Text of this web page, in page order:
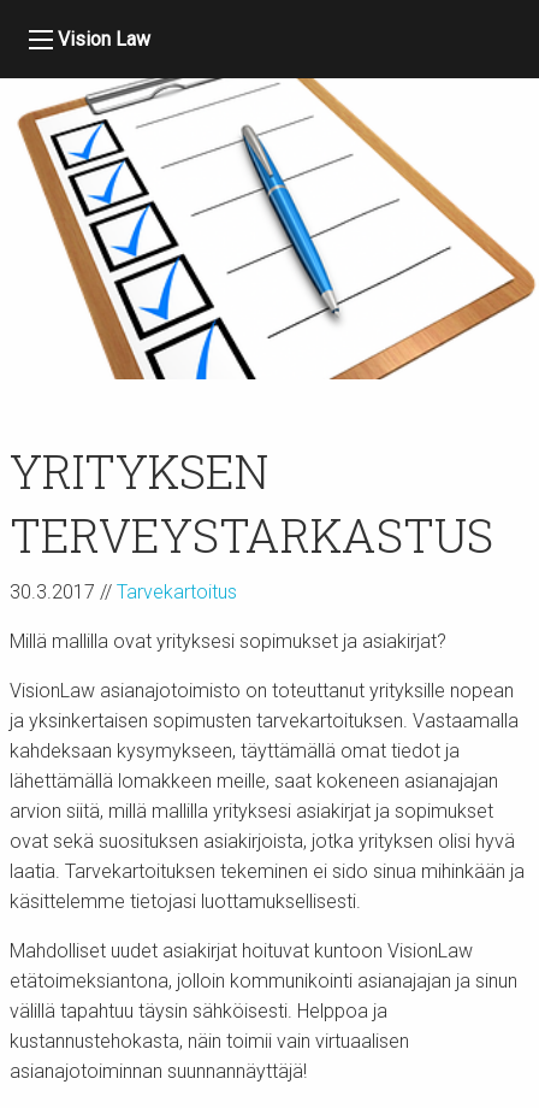
Vision Law
YRITYKSEN
TERVEYSTARKASTUS
30.3.2017 // Tarvekartoitus
Millä mallilla ovat yrityksesi sopimukset ja asiakirjat?
VisionLaw asianajotoimisto on toteuttanut yrityksille nopean
ja yksinkertaisen sopimusten tarvekartoituksen. Vastaamalla
kahdeksaan kysymykseen, täyttämällä omat tiedot ja
lähettämällä lomakkeen meille, saat kokeneen asianajajan
arvion siitä, millä mallilla yrityksesi asiakirjat ja sopimukset
ovat sekä suosituksen asiakirjoista, jotka yrityksen olisi hyvä
laatia. Tarvekartoituksen tekeminen ei sido sinua mihinkään ja
käsittelemme tietojasi luottamuksellisesti.
Mahdolliset uudet asiakirjat hoituvat kuntoon VisionLaw
etätoimeksiantona, jolloin kommunikointi asianajajan ja sinun
välillä tapahtuu täysin sähköisesti. Helppoa ja
kustannustehokasta, näin toimii vain virtuaalisen
asianajotoiminnan suunnannäyttäjä!